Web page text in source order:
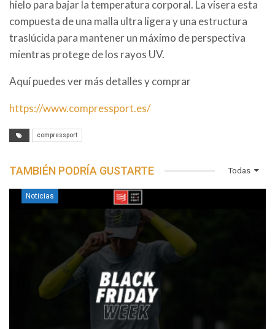
hielo para bajar la temperatura corporal. La visera esta
compuesta de una malla ultra ligera y una estructura
traslúcida para mantener un máximo de perspectiva
mientras protege de los rayos UV.
Aquí puedes ver más detalles y comprar
https://www.compressport.es/
compressport
Todas
TAMBIÉN PODRÍA GUSTARTE
Noticias